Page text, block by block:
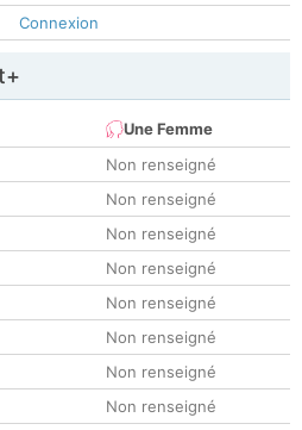
Connexion
Une Femme
Non renseigné
Non renseigné
Non renseigné
Non renseigné
Non renseigné
Non renseigné
Non renseigné
Non renseigné